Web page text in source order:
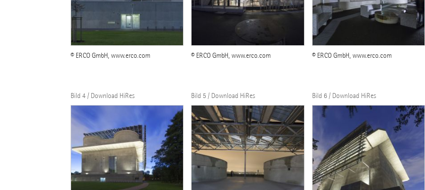
© ERCO GmbH, www.erco.com © ERCO GmbH, www.erco.com © ERCO GmbH, www.erco.com
Bild 4 / Download HiRes Bild 5 / Download HiRes Bild 6 / Download HiRes